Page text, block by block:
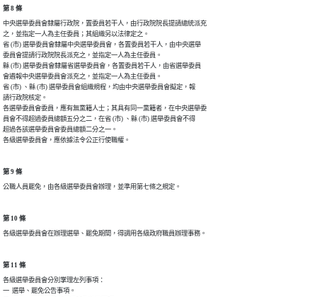
第 8 條
中央選舉委員會隸屬行政院，置委員若干人，由行政院院長提請總統派充
之，並指定一人為主任委員；其組織另以法律定之。
省 (市) 選舉委員會隸屬中央選舉委員會，各置委員若干人，由中央選舉
委員會提請行政院院長派充之，並指定一人為主任委員。
縣 (市) 選舉委員會隸屬省選舉委員會，各置委員若干人，由省選舉委員
會遴報中央選舉委員會派充之，並指定一人為主任委員。
省 (市) 、縣 (市) 選舉委員會組織規程，均由中央選舉委員會擬定，報
請行政院核定。
各選舉委員會委員，應有無黨籍人士；其具有同一黨籍者，在中央選舉委
員會不得超過委員總額五分之二，在省 (市) 、縣 (市) 選舉委員會不得
超過各該選舉委員會委員總額二分之一。
各級選舉委員會，應依據法令公正行使職權。
第 9 條
公職人員罷免，由各級選舉委員會辦理，並準用第七條之規定。
第 10 條
各級選舉委員會在辦理選舉、罷免期間，得調用各級政府職員辦理事務。
第 11 條
各級選舉委員會分別掌理左列事項：
一  選舉、罷免公告事項。